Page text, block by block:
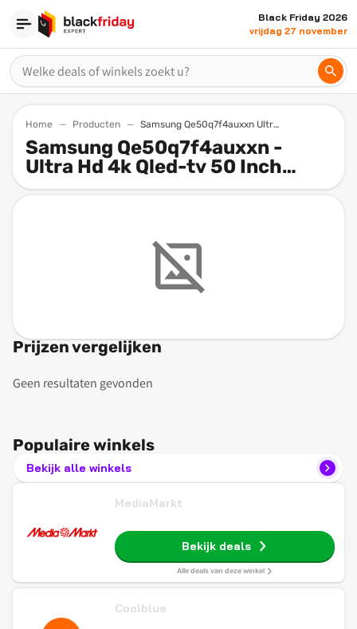
Black Friday 2026
vrijdag 27 november
Home Producten Samsung Qe50q7f4auxxn Ultra Hd 4k Qled Tv 50 Inch 2025
Samsung Qe50q7f4auxxn -
Ultra Hd 4k Qled-tv 50 Inch
2025
Prijzen vergelijken
Geen resultaten gevonden
Populaire winkels
Bekijk alle winkels
MediaMarkt
Bekijk deals
Alle deals van deze winkel
Coolblue